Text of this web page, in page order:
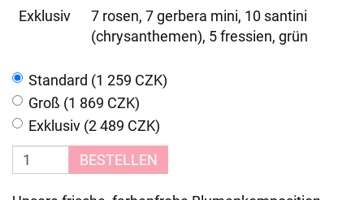
Exklusiv
7 rosen, 7 gerbera mini, 10 santini
(chrysanthemen), 5 fressien, grün
Standard (1 259 CZK)
Groß (1 869 CZK)
Exklusiv (2 489 CZK)
BESTELLEN